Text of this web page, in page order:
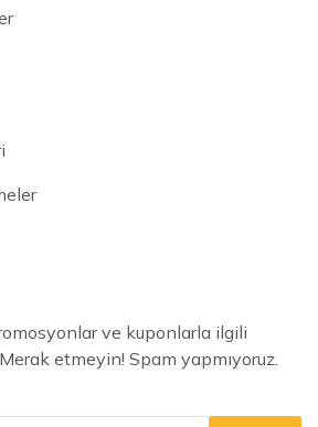
ve kuponlarla ilgili
etmeyin! Spam yapmıyoruz.